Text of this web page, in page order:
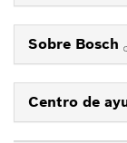
Sobre Bosch
Centro de